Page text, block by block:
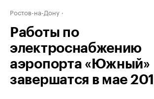
Ростов-на-Дону
Работы по
электроснабжению
аэропорта «Южный»
завершатся в мае